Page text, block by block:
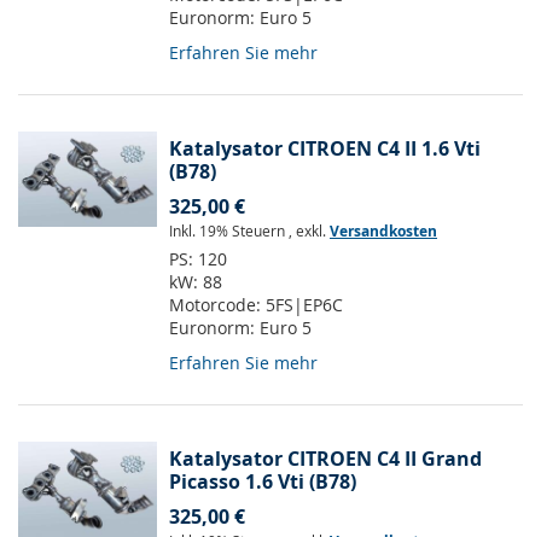
Euronorm: Euro 5
Erfahren Sie mehr
Katalysator CITROEN C4 II 1.6 Vti
(B78)
325,00 €
Inkl. 19% Steuern , exkl.Versandkosten
PS: 120
kW: 88
Motorcode: 5FS|EP6C
Euronorm: Euro 5
Erfahren Sie mehr
Katalysator CITROEN C4 II Grand
Picasso 1.6 Vti (B78)
325,00 €